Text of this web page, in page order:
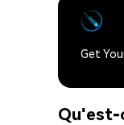
Get
Qu'est-